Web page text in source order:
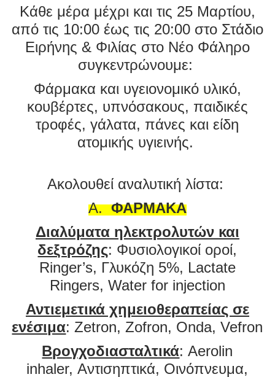
Κάθε μέρα μέχρι και τις 25 Μαρτίου,
από τις 10:00 έως τις 20:00 στο Στάδιο
Ειρήνης & Φιλίας στο Νέο Φάληρο
συγκεντρώνουμε:
Φάρμακα και υγειονομικό υλικό,
κουβέρτες, υπνόσακους, παιδικές
τροφές, γάλατα, πάνες και είδη
ατομικής υγιεινής.
Ακολουθεί αναλυτική λίστα:
Α.ΦΑΡΜΑΚΑ
Διαλύματα ηλεκτρολυτών και
δεξτρόζης: Φυσιολογικοί οροί,
Ringer’s, Γλυκόζη 5%, Lactate
Ringers, Water for injection
Αντιεμετικά χημειοθεραπείας σε
ενέσιμα: Zetron, Zofron, Onda, Vefron
Βρογχοδιασταλτικά: Aerolin
inhaler, Αντισηπτικά, Οινόπνευμα,